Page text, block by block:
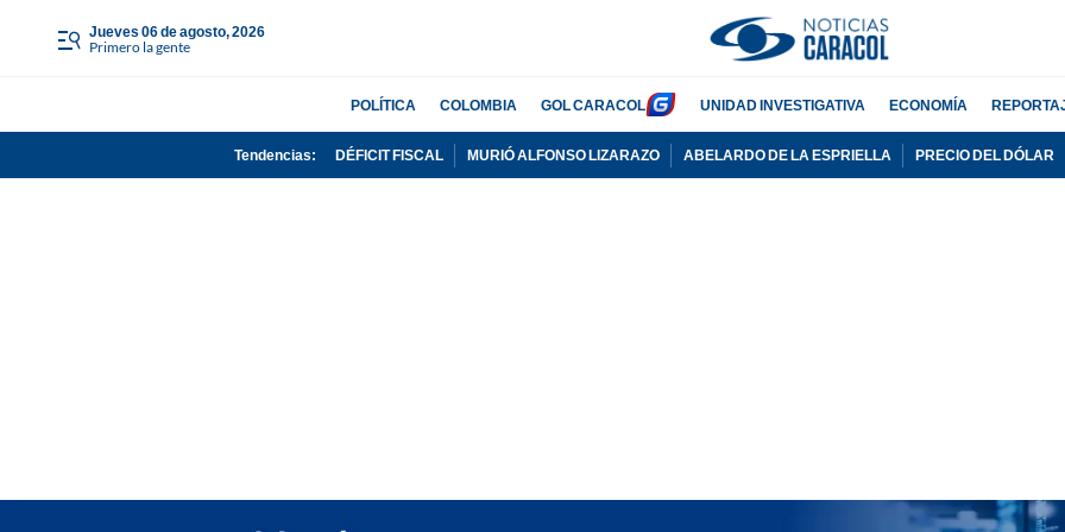
jueves 06 de agosto, 2026
Primero la gente
POLÍTICA COLOMBIA GOL CARACOL UNIDAD INVESTIGATIVA ECONOMÍA
Tendencias: DÉFICIT FISCAL MURIÓ ALFONSO LIZARAZO ABELARDO DE LA ESPRIELLA PRECIO DEL DÓLAR